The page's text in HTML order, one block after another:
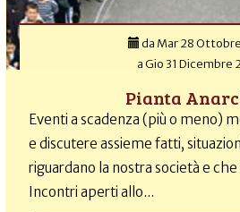
da Mar 28
aGio 31 Dicembre
Pianta
Eventi a scadenza (più o meno)
e discutere assieme fatti,
riguardano la nostra società e
Incontri aperti allo...